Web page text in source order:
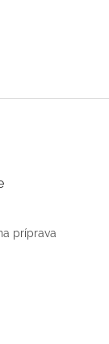
príprava